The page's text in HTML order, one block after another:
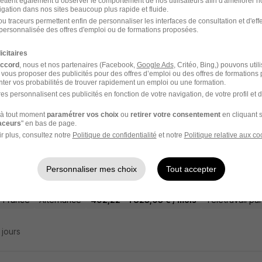
Relations Sociales Internationales
- 92 Alternance 492,22 - 1 823,03 € / mois 1 an
de Dialogue Territorial et de
des Grands Projets
Alternance 492,22 - 1 823,03 € / mois Télétravail
dans nos sites beaucoup plus rapide et fluide.
traceurs permettent enfin de personnaliser les interfaces de consultation et
des offres d'emploi ou de formations proposées.
, nous et nos partenaires (Facebook, Google Ads, Critéo, Bing,) pouvons
proposer des publicités pour des offres d’emploi ou des offres de formations
vos probabilités de trouver rapidement un emploi ou une formation.
personnalisent ces publicités en fonction de votre navigation, de votre profil et
tout moment paramétrer vos choix ou retirer votre consentementen cliquant
" en bas de page.
plus, consultez notre Politique de confidentialité et notre Politique relative aux
Personnaliser mes choix Tout accepter